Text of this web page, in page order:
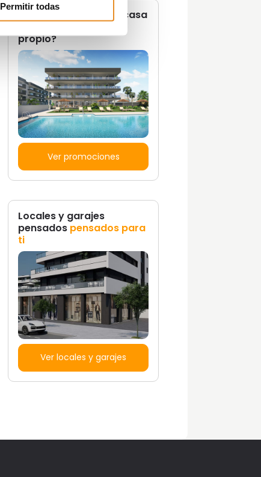
Permitir todas
¿Quieres vivir en una casa
propio?
Ver promociones
Locales y garajes
pensados pensados para
ti
Ver locales y garajes